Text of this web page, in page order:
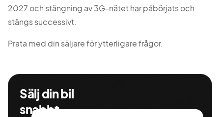
2027 och stängning av 3G-nätet har påbörjats och
stängs successivt.
Prata med din säljare för ytterligare frågor.
Sälj din bil
snabbt,